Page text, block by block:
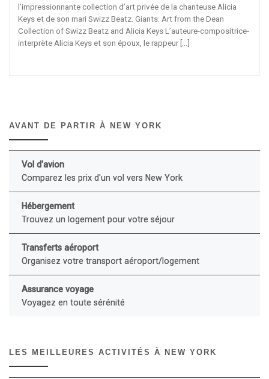
l’impressionnante collection d’art privée de la chanteuse Alicia
Keys et de son mari Swizz Beatz. Giants: Art from the Dean
Collection of Swizz Beatz and Alicia Keys L’auteure-compositrice-
interprète Alicia Keys et son époux, le rappeur […]
AVANT DE PARTIR À NEW YORK
Vol d'avion
Comparez les prix d'un vol vers New York
Hébergement
Trouvez un logement pour votre séjour
Transferts aéroport
Organisez votre transport aéroport/logement
Assurance voyage
Voyagez en toute sérénité
LES MEILLEURES ACTIVITÉS À NEW YORK